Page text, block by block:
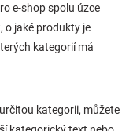
e-shop spolu úzce
o jaké produkty je
kategorií má
kategorii, můžete